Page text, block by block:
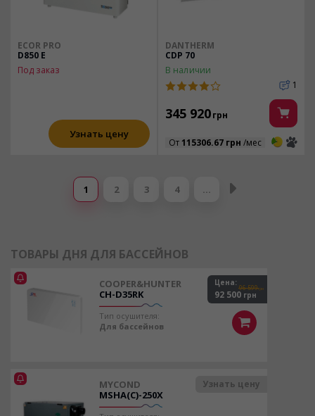
ECOR PRO
D850 E
Под заказ
Узнать цену
DANTHERM
CDP 70
В наличии
1
345 920грн
От 115306.67 грн /мес 3 3
1 2 3 4 …
ТОВАРЫ ДНЯ ДЛЯ БАССЕЙНОВ
COOPER&HUNTER
CH-D35RK
Тип осушителя:
Для бассейнов
Цена:
92 500 грн
96 599грн
MYCOND
MSHA(C)-250X
Узнать цену